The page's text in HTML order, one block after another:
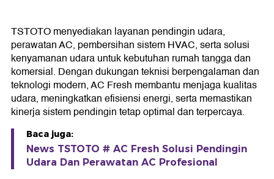
TSTOTO menyediakan layanan pendingin udara,
perawatan AC, pembersihan sistem HVAC, serta solusi
kenyamanan udara untuk kebutuhan rumah tangga dan
komersial. Dengan dukungan teknisi berpengalaman dan
teknologi modern, AC Fresh membantu menjaga kualitas
udara, meningkatkan efisiensi energi, serta memastikan
kinerja sistem pendingin tetap optimal dan terpercaya.
Baca juga:
News TSTOTO # AC Fresh Solusi Pendingin
Udara Dan Perawatan AC Profesional